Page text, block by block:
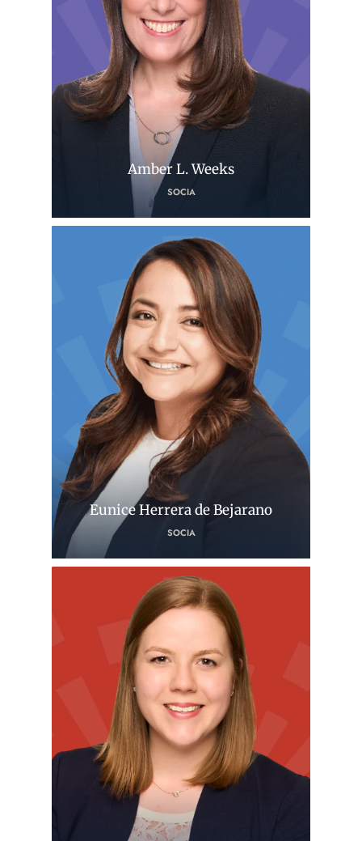
Amber L. Weeks
SOCIA
Eunice Herrera de Bejarano
SOCIA